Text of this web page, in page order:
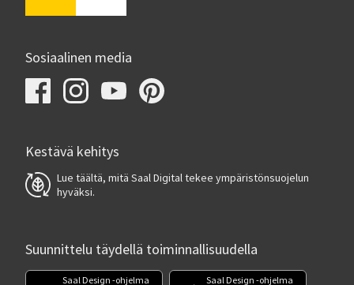
Sosiaalinen media
Kestävä kehitys
Lue täältä, mitä Saal Digital tekee ympäristönsuojelun
hyväksi.
Suunnittelu täydellä toiminnallisuudella
Saal Design -ohjelma Saal Design -ohjelma